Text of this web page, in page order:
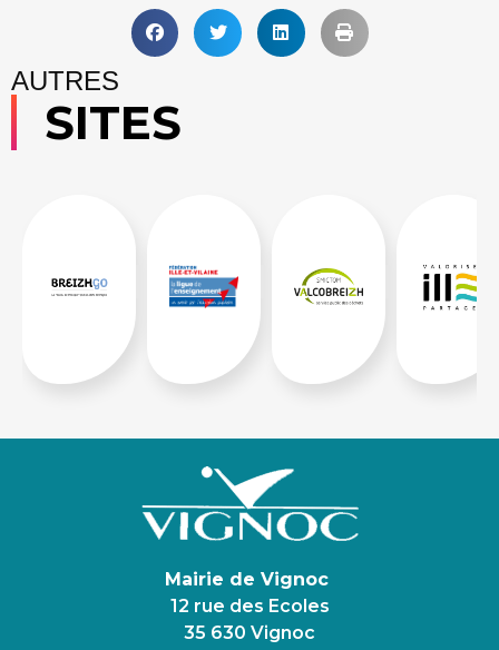
AUTRES
SITES
Mairie de Vignoc
12 rue des Ecoles
35 630 Vignoc